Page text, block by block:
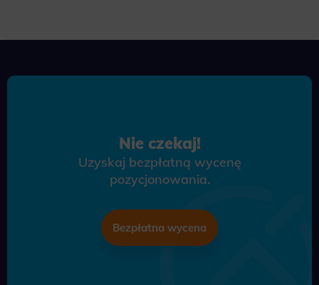
Nie czekaj!
Uzyskaj bezpłatną wycenę
pozycjonowania.
Bezpłatna wycena